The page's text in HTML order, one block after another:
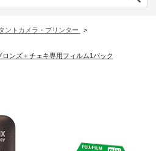
ントカメラ・プリンター
>
ロンズ＋チェキ専用フィルム1パック